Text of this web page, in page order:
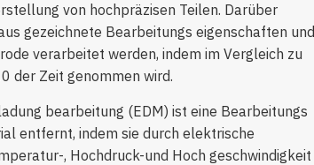
von hochpräzisen Teilen. Darüber
gezeichnete Bearbeitungs eigenschaften und
verarbeitet werden, indem im Vergleich zu
der Zeit genommen wird.
bearbeitung (EDM) ist eine Bearbeitungs
entfernt, indem sie durch elektrische
, Hochdruck-und Hoch geschwindigkeit